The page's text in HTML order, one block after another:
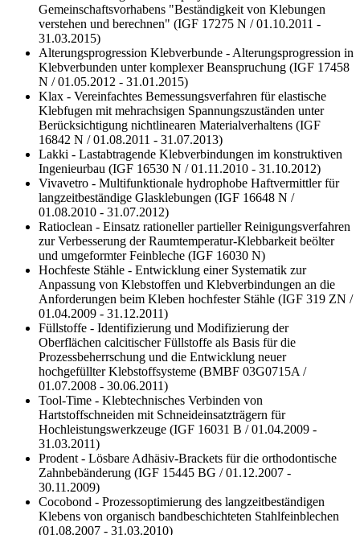
Gemeinschaftsvorhabens "Beständigkeit von Klebungen
verstehen und berechnen" (IGF 17275 N / 01.10.2011 -
31.03.2015)
Alterungsprogression Klebverbunde - Alterungsprogression in
Klebverbunden unter komplexer Beanspruchung (IGF 17458
N / 01.05.2012 - 31.01.2015)
Klax - Vereinfachtes Bemessungsverfahren für elastische
Klebfugen mit mehrachsigen Spannungszuständen unter
Berücksichtigung nichtlinearen Materialverhaltens (IGF
16842 N / 01.08.2011 - 31.07.2013)
Lakki - Lastabtragende Klebverbindungen im konstruktiven
Ingenieurbau (IGF 16530 N / 01.11.2010 - 31.10.2012)
Vivavetro - Multifunktionale hydrophobe Haftvermittler für
langzeitbeständige Glasklebungen (IGF 16648 N /
01.08.2010 - 31.07.2012)
Ratioclean - Einsatz rationeller partieller Reinigungsverfahren
zur Verbesserung der Raumtemperatur-Klebbarkeit beölter
und umgeformter Feinbleche (IGF 16030 N)
Hochfeste Stähle - Entwicklung einer Systematik zur
Anpassung von Klebstoffen und Klebverbindungen an die
Anforderungen beim Kleben hochfester Stähle (IGF 319 ZN /
01.04.2009 - 31.12.2011)
Füllstoffe - Identifizierung und Modifizierung der
Oberflächen calcitischer Füllstoffe als Basis für die
Prozessbeherrschung und die Entwicklung neuer
hochgefüllter Klebstoffsysteme (BMBF 03G0715A /
01.07.2008 - 30.06.2011)
Tool-Time - Klebtechnisches Verbinden von
Hartstoffschneiden mit Schneideinsatzträgern für
Hochleistungswerkzeuge (IGF 16031 B / 01.04.2009 -
31.03.2011)
Prodent - Lösbare Adhäsiv-Brackets für die orthodontische
Zahnbebänderung (IGF 15445 BG / 01.12.2007 -
30.11.2009)
Cocobond - Prozessoptimierung des langzeitbeständigen
Klebens von organisch bandbeschichteten Stahlfeinblechen
(01.08.2007 - 31.03.2010)